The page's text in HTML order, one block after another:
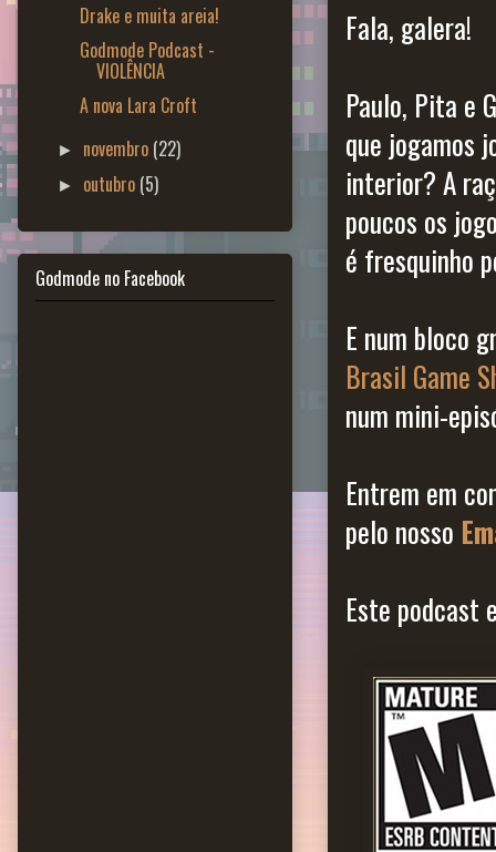
Fala, galera!
Paulo, Pita e
que jogamos
interior? A
poucos os
é fresquinho
E num bloco
Brasil Game
num mini-
Entrem em
pelo nosso
Este podcast
Drake e muita areia!
Godmode Podcast -
VIOLÊNCIA
A nova Lara Croft
► novembro (22)
► outubro (5)
Godmode no Facebook